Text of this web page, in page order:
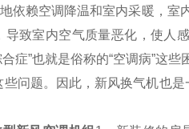
依赖空调降温和室内采暖，室
致室内空气质量恶化，使人
”也就是俗称的“空调病”这些
问题。因此，新风换气机也是